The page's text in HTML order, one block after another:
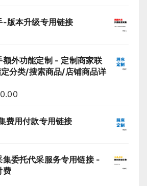
-版本升级专用链接
额外功能定制 - 定制商家联
分类/搜索商品/店铺商品详
费用付款专用链接
集委托代采服务专用链接 -
费